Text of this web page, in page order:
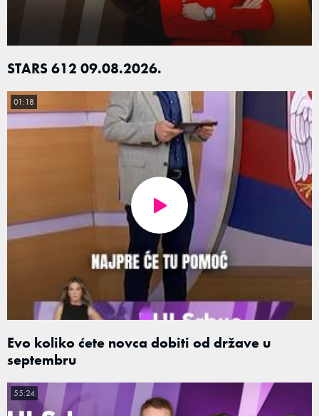
STARS 612 09.08.2026.
Evo koliko ćete novca dobiti od države u
septembru
01:18
55:24